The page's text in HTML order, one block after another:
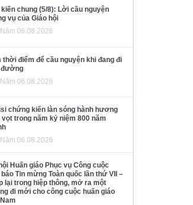
kiến chung (5/8): Lời cầu nguyện
vụ của Giáo hội
06.08.2026
thời điểm để cầu nguyện khi đang đi
06.08.2026
chứng kiến làn sóng hành hương
vọt trong năm kỷ niệm 800 năm
06.08.2026
Huấn giáo Phục vụ Công cuộc
báo Tin mừng Toàn quốc lần thứ VII –
lại trong hiệp thông, mở ra một
đi mới cho công cuộc huấn giáo